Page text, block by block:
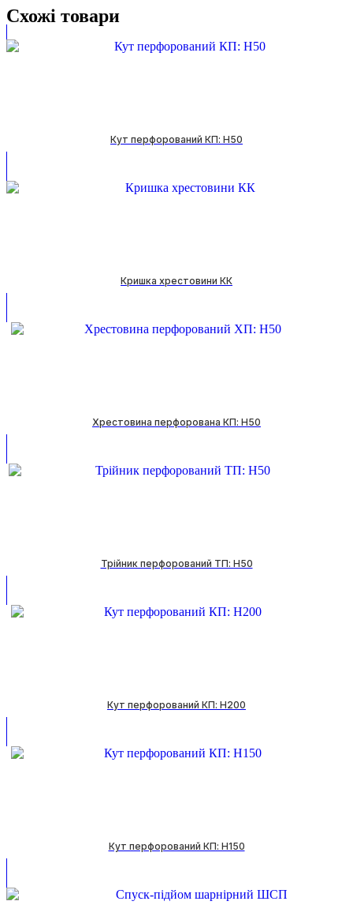
Схожі товари
Кут перфорований КП: H50
Кришка хрестовини КК
Хрестовина перфорована КП: H50
Трійник перфорований ТП: H50
Кут перфорований КП: H200
Кут перфорований КП: H150